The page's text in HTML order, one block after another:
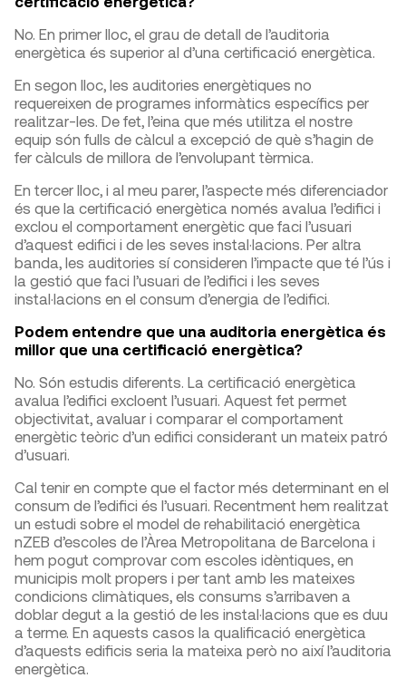
No. En primer lloc, el grau de detall de l’auditoria
energètica és superior al d’una certificació energètica.
En segon lloc, les auditories energètiques no
requereixen de programes informàtics específics per
realitzar-les. De fet, l’eina que més utilitza el nostre
equip són fulls de càlcul a excepció de què s’hagin de
fer càlculs de millora de l’envolupant tèrmica.
En tercer lloc, i al meu parer, l’aspecte més diferenciador
és que la certificació energètica només avalua l’edifici i
exclou el comportament energètic que faci l’usuari
d’aquest edifici i de les seves instal·lacions. Per altra
banda, les auditories sí consideren l’impacte que té l’ús i
la gestió que faci l’usuari de l’edifici i les seves
instal·lacions en el consum d’energia de l’edifici.
Podem entendre que una auditoria energètica és
millor que una certificació energètica?
No. Són estudis diferents. La certificació energètica
avalua l’edifici excloent l’usuari. Aquest fet permet
objectivitat, avaluar i comparar el comportament
energètic teòric d’un edifici considerant un mateix patró
d’usuari.
Cal tenir en compte que el factor més determinant en el
consum de l’edifici és l’usuari. Recentment hem realitzat
un estudi sobre el model de rehabilitació energètica
nZEB d’escoles de l’Àrea Metropolitana de Barcelona i
hem pogut comprovar com escoles idèntiques, en
municipis molt propers i per tant amb les mateixes
condicions climàtiques, els consums s’arribaven a
doblar degut a la gestió de les instal·lacions que es duu
a terme. En aquests casos la qualificació energètica
d’aquests edificis seria la mateixa però no així l’auditoria
energètica.